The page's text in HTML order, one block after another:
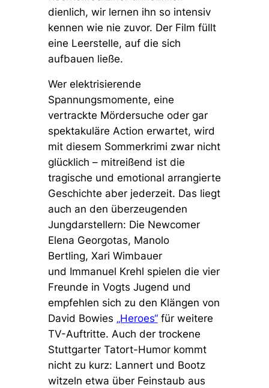
dienlich, wir lernen ihn so intensiv
kennen wie nie zuvor. Der Film füllt
eine Leerstelle, auf die sich
aufbauen ließe.
Wer elektrisierende
Spannungsmomente, eine
vertrackte Mördersuche oder gar
spektakuläre Action erwartet, wird
mit diesem Sommerkrimi zwar nicht
glücklich – mitreißend ist die
tragische und emotional arrangierte
Geschichte aber jederzeit. Das liegt
auch an den überzeugenden
Jungdarstellern: Die Newcomer
Elena Georgotas, Manolo
Bertling, Xari Wimbauer
und Immanuel Krehl spielen die vier
Freunde in Vogts Jugend und
empfehlen sich zu den Klängen von
David Bowies „Heroes“für weitere
TV-Auftritte. Auch der trockene
Stuttgarter Tatort-Humor kommt
nicht zu kurz: Lannert und Bootz
witzeln etwa über Feinstaub aus